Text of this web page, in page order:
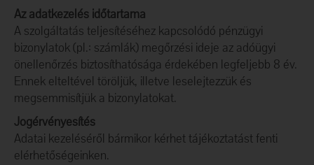
Az adatkezelés időtartama
A szolgáltatás teljesítéséhez kapcsolódó pénzügyi
bizonylatok (pl.: számlák) megőrzési ideje az adóügyi
önellenőrzés biztosíthatósága érdekében legfeljebb 8 év.
Ennek elteltével töröljük, illetve leselejtezzük és
megsemmisítjük a bizonylatokat.
Jogérvényesítés
Adatai kezeléséről bármikor kérhet tájékoztatást fenti
elérhetőségeinken.